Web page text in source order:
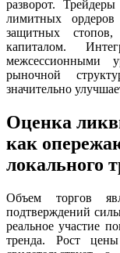
разворот.
лимитных
защитных стопов,
капиталом.
межсессионными
рыночной
значительно
Оценка
как
локального
Объем торгов
подтверждений
реальное участие
тренда. Рост